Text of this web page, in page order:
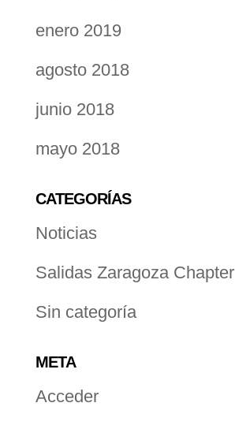
enero 2019
agosto 2018
junio 2018
mayo 2018
CATEGORÍAS
Noticias
Salidas Zaragoza Chapter
Sin categoría
META
Acceder